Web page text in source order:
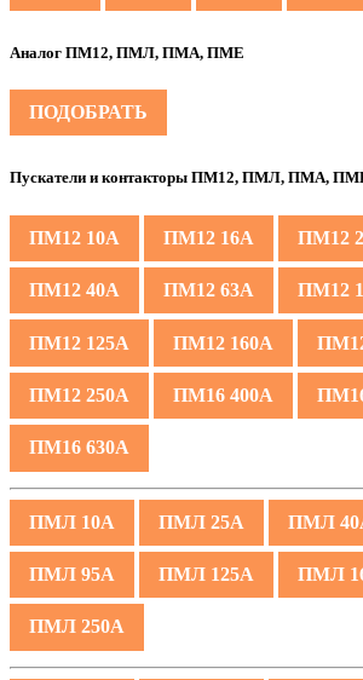
Аналог ПМ12, ПМЛ, ПМА, ПМЕ
ПОДОБРАТЬ
Пускатели и контакторы ПМ12, ПМЛ, ПМА,
ПМ12 10А ПМ12 16А ПМ12
ПМ12 40А ПМ12 63А ПМ12
ПМ12 125А ПМ12 160А
ПМ12 250А ПМ16 400А
ПМ16 630А
ПМЛ 10А ПМЛ 25А ПМЛ
ПМЛ 95А ПМЛ 125А ПМЛ
ПМЛ 250А